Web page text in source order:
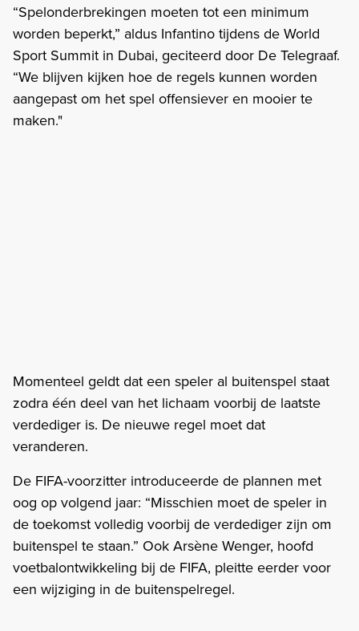
“Spelonderbrekingen moeten tot een minimum
worden beperkt,” aldus Infantino tijdens de World
Sport Summit in Dubai, geciteerd door De Telegraaf.
“We blijven kijken hoe de regels kunnen worden
aangepast om het spel offensiever en mooier te
maken."
Momenteel geldt dat een speler al buitenspel staat
zodra één deel van het lichaam voorbij de laatste
verdediger is. De nieuwe regel moet dat
veranderen.
De FIFA-voorzitter introduceerde de plannen met
oog op volgend jaar: “Misschien moet de speler in
de toekomst volledig voorbij de verdediger zijn om
buitenspel te staan.” Ook Arsène Wenger, hoofd
voetbalontwikkeling bij de FIFA, pleitte eerder voor
een wijziging in de buitenspelregel.